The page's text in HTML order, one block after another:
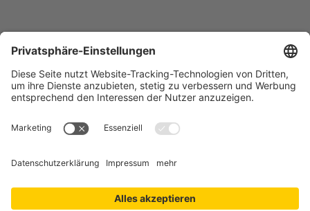
Deutschen Gießerei-Industrie e.V.
40549 Düsseldorf
Telefon:0211 - 68 71 - 03
0211 - 68 71 - 3333